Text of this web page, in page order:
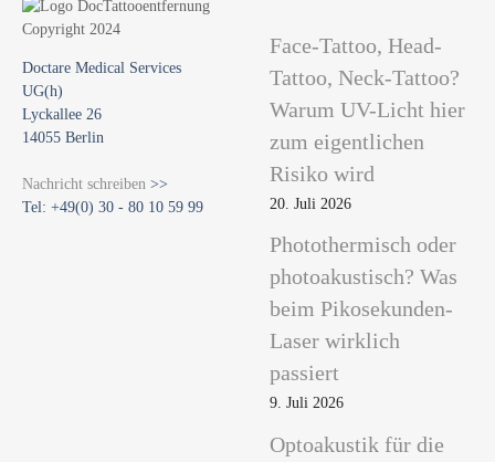
Doctare Medical Services
UG(h)
Lyckallee 26
14055 Berlin
Nachricht schreiben >>
Tel: +49(0) 30 - 80 10 59 99
Face-Tattoo, Head-
Tattoo, Neck-Tattoo?
Warum UV-Licht hier
zum eigentlichen
Risiko wird
20. Juli 2026
Photothermisch oder
photoakustisch? Was
beim Pikosekunden-
Laser wirklich
passiert
9. Juli 2026
Optoakustik für die